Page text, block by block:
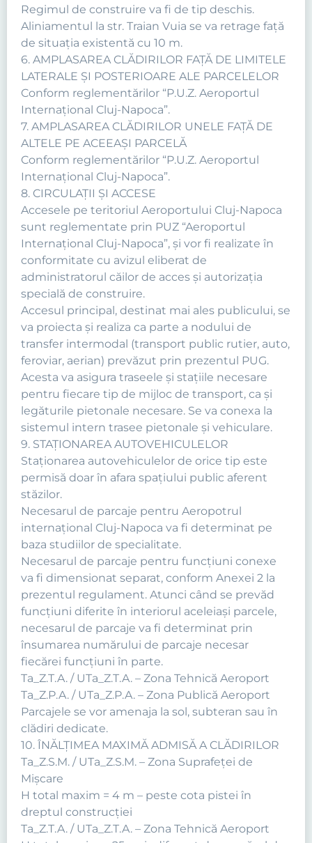
Regimul de construire va fi de tip deschis.
Aliniamentul la str. Traian Vuia se va retrage faţă
de situaţia existentă cu 10 m.
6. AMPLASAREA CLĂDIRILOR FAŢĂ DE LIMITELE
LATERALE ŞI POSTERIOARE ALE PARCELELOR
Conform reglementărilor “P.U.Z. Aeroportul
Internaţional Cluj-Napoca”.
7. AMPLASAREA CLĂDIRILOR UNELE FAŢĂ DE
ALTELE PE ACEEAŞI PARCELĂ
Conform reglementărilor “P.U.Z. Aeroportul
Internaţional Cluj-Napoca”.
8. CIRCULAŢII ŞI ACCESE
Accesele pe teritoriul Aeroportului Cluj-Napoca
sunt reglementate prin PUZ “Aeroportul
Internaţional Cluj-Napoca”, şi vor fi realizate în
conformitate cu avizul eliberat de
administratorul căilor de acces şi autorizaţia
specială de construire.
Accesul principal, destinat mai ales publicului, se
va proiecta şi realiza ca parte a nodului de
transfer intermodal (transport public rutier, auto,
feroviar, aerian) prevăzut prin prezentul PUG.
Acesta va asigura traseele şi staţiile necesare
pentru fiecare tip de mijloc de transport, ca şi
legăturile pietonale necesare. Se va conexa la
sistemul intern trasee pietonale şi vehiculare.
9. STAŢIONAREA AUTOVEHICULELOR
Staţionarea autovehiculelor de orice tip este
permisă doar în afara spaţiului public aferent
stăzilor.
Necesarul de parcaje pentru Aeropotrul
internaţional Cluj-Napoca va fi determinat pe
baza studiilor de specialitate.
Necesarul de parcaje pentru funcţiuni conexe
va fi dimensionat separat, conform Anexei 2 la
prezentul regulament. Atunci când se prevăd
funcţiuni diferite în interiorul aceleiaşi parcele,
necesarul de parcaje va fi determinat prin
însumarea numărului de parcaje necesar
fiecărei funcţiuni în parte.
Ta_Z.T.A. / UTa_Z.T.A. – Zona Tehnică Aeroport
Ta_Z.P.A. / UTa_Z.P.A. – Zona Publică Aeroport
Parcajele se vor amenaja la sol, subteran sau în
clădiri dedicate.
10. ÎNĂLŢIMEA MAXIMĂ ADMISĂ A CLĂDIRILOR
Ta_Z.S.M. / UTa_Z.S.M. – Zona Suprafeţei de
Mişcare
H total maxim = 4 m – peste cota pistei în
dreptul construcţiei
Ta_Z.T.A. / UTa_Z.T.A. – Zona Tehnică Aeroport